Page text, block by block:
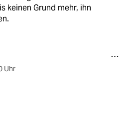
keinen Grund mehr, ihn
Uhr